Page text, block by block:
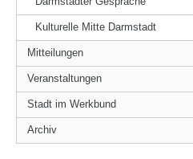
Kulturelle Mitte Darmstadt
Mitteilungen
Veranstaltungen
Stadt im Werkbund
Archiv